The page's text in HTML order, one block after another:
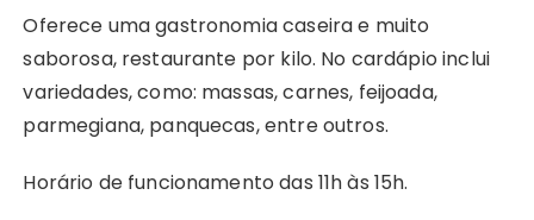
Oferece uma gastronomia caseira e muito
saborosa, restaurante por kilo. No cardápio inclui
variedades, como: massas, carnes, feijoada,
parmegiana, panquecas, entre outros.
Horário de funcionamento das 11h às 15h.